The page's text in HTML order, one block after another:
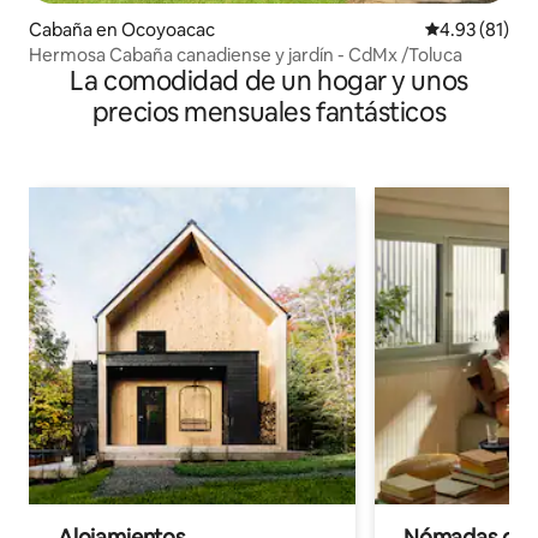
Cabaña en Ocoyoacac Calificación
4.93 (81)
Hermosa Cabaña canadiense y jardín - CdMx /Toluca
La comodidad de un hogar y unos
precios mensuales fantásticos